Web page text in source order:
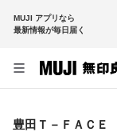
MUJI アプリなら
最新情報が毎日届く
豊田Ｔ－ＦＡＣＥ